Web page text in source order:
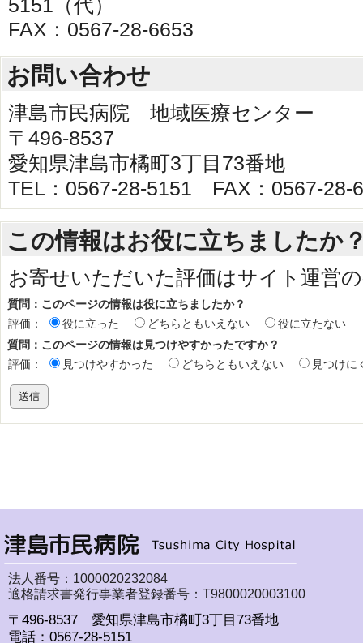
5151（代）
FAX：0567-28-6653
お問い合わせ
津島市民病院 地域医療センター
〒496-8537
愛知県津島市橘町3丁目73番地
TEL：0567‐28‐5151 FAX：
この情報はお役に立ちましたか
お寄せいただいた評価はサイト運営
質問：このページの情報は役に立ちましたか？
評価：
役に立った どちらともいえない
役に立たない
質問：このページの情報は見つけやすかったですか？
評価：
見つけやすかった どちらともいえない 見つけに
法人番号：1000020232084
適格請求書発行事業者登録番号：T9800020003100
〒496-8537 愛知県津島市橘町3丁目73番地
電話：0567-28-5151